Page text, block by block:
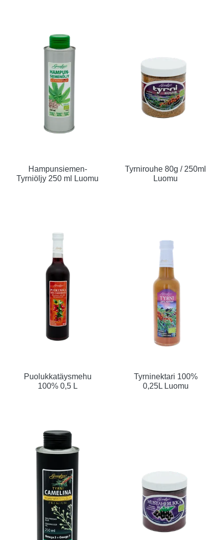
Hampunsiemen-
Tyrniöljy 250 ml Luomu
Tyrnirouhe 80g / 250ml
Luomu
Puolukkatäysmehu
100% 0,5 L
Tyrninektari 100%
0,25L Luomu